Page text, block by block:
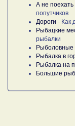
А не поехать
попутчиков
Дороги - Как
Рыбацкие
рыбалки
Рыболовные
Рыбалка в
Рыбалка на
Большие